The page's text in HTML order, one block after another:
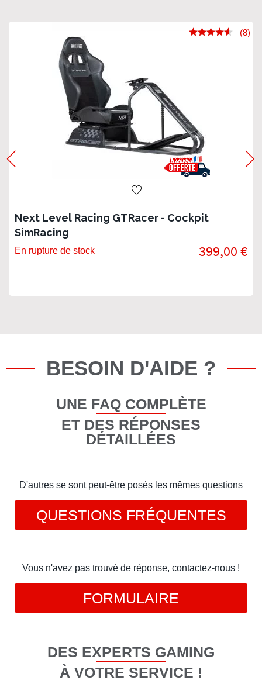
Next Level Racing GTRacer - Cockpit
SimRacing
(8)
En rupture de stock 399,00 €
BESOIN D'AIDE ?
UNE FAQ COMPLÈTE
ET DES RÉPONSES
DÉTAILLÉES
D'autres se sont peut-être posés les mêmes questions
QUESTIONS FRÉQUENTES
Vous n'avez pas trouvé de réponse, contactez-nous !
FORMULAIRE
DES EXPERTS GAMING
À VOTRE SERVICE !